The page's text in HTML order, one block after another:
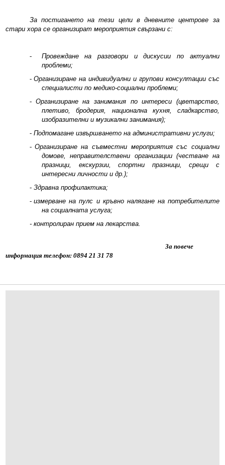
ИНСУЛТ
ГРИЖА ЗА ДЕКУБИТУС
СТАРЧЕСКА ДЕМЕНЦИЯ
КОНТАКТИ
За постигането на тези цели в дневните центрове за
стари хора се организират мероприятия свързани с:
-
Провеждане на разговори и дискусии по актуални
проблеми;
-Организиране на индивидуални и групови консултации със
специалисти по медико-социални проблеми;
- Организиране на занимания по интереси (цветарство,
плетиво, бродерия, национална кухня, сладкарство,
изобразителни и музикални занимания);
- Подпомагане извършването на административни услуги;
- Организиране на съвместни мероприятия със социални
домове, неправителствени организации (честване на
празници, екскурзии, спортни празници, срещи с
интересни личности и др.);
- Здравна профилактика;
- измерване на пулс и кръвно налягане на потребителите
на социалната услуга;
- контролиран прием на лекарства.
За повече
информация телефон: 0894 21 31 78